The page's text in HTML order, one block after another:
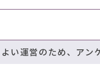
い運営のため、アン